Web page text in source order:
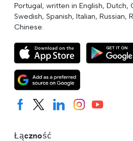
Portugal, written in English, Dutch,
Swedish, Spanish, Italian, Russian,
Chinese.
Łączność